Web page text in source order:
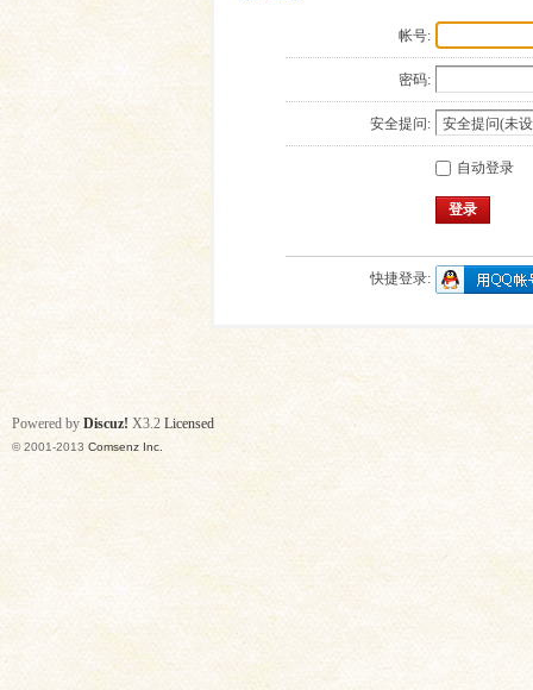
帐号:
密码:
安全提问:
自动登录
登录
快捷登录:
Powered by Discuz! X3.2 Licensed
© 2001-2013 Comsenz Inc.